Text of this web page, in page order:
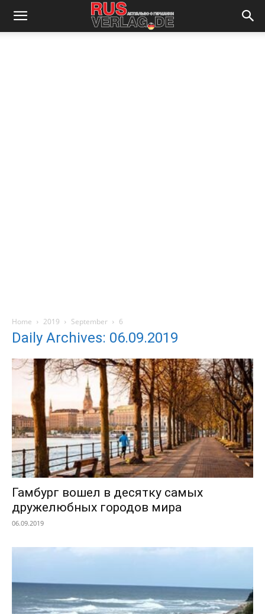
Home 2019 September 6
Daily Archives: 06.09.2019
Гамбург вошел в десятку самых
дружелюбных городов мира
06.09.2019